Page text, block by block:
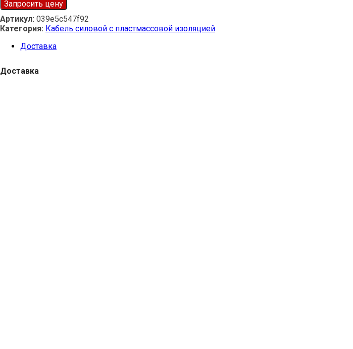
Запросить цену
Артикул: 039e5c547f92
Категория: Кабель силовой с пластмассовой изоляцией
Доставка
Доставка